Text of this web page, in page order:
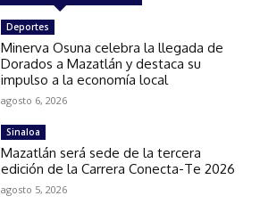
Deportes
Minerva Osuna celebra la llegada de
Dorados a Mazatlán y destaca su
impulso a la economía local
agosto 6, 2026
Sinaloa
Mazatlán será sede de la tercera
edición de la Carrera Conecta-Te 2026
agosto 5, 2026